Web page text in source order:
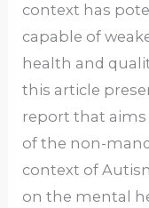
context has
capable of
health and
this article
report that
of the non-
context of
on the mental